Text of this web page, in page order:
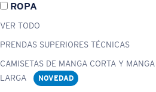
ROPA
VER TODO
PRENDAS SUPERIORES TÉCNICAS
CAMISETAS DE MANGA CORTA Y MANGA
LARGA
NOVEDAD